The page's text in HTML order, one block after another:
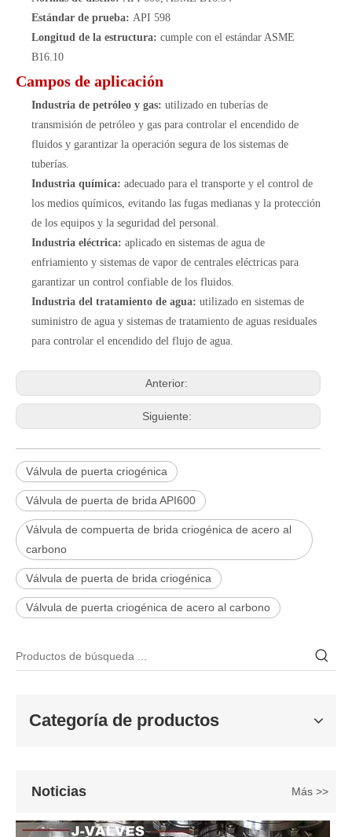
Estándar de prueba: API 598
Longitud de la estructura: cumple con el estándar ASME
B16.10
Campos de aplicación
Industria de petróleo y gas: utilizado en tuberías de
transmisión de petróleo y gas para controlar el encendido de
fluidos y garantizar la operación segura de los sistemas de
tuberías.
Industria química: adecuado para el transporte y el control de
los medios químicos, evitando las fugas medianas y la protección
de los equipos y la seguridad del personal.
Industria eléctrica: aplicado en sistemas de agua de
enfriamiento y sistemas de vapor de centrales eléctricas para
garantizar un control confiable de los fluidos.
Industria del tratamiento de agua: utilizado en sistemas de
suministro de agua y sistemas de tratamiento de aguas residuales
para controlar el encendido del flujo de agua.
Anterior:
Siguiente:
Válvula de puerta criogénica
Válvula de puerta de brida API600
Válvula de compuerta de brida criogénica de acero al
carbono
Válvula de puerta de brida criogénica
Válvula de puerta criogénica de acero al carbono
Categoría de productos
Noticias Más >>
2026-06-25
Válvula de compuerta de bronce, níquel y aluminio C95800: diseño técnico, rendimiento y aplicaciones industriales